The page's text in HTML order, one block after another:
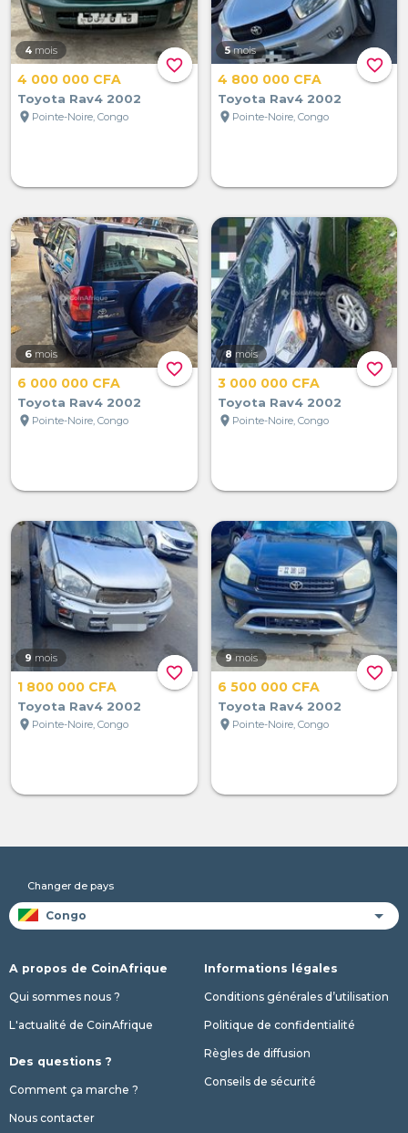
favorite_border
4 mois
4 000 000 CFA
Toyota Rav4 2002
location_on Pointe-Noire, Congo
favorite_border
5 mois
4 800 000 CFA
Toyota Rav4 2002
location_on Pointe-Noire, Congo
favorite_border
6 mois
6 000 000 CFA
Toyota Rav4 2002
location_on Pointe-Noire, Congo
favorite_border
8 mois
3 000 000 CFA
Toyota Rav4 2002
location_on Pointe-Noire, Congo
favorite_border
9 mois
1 800 000 CFA
Toyota Rav4 2002
location_on Pointe-Noire, Congo
favorite_border
9 mois
6 500 000 CFA
Toyota Rav4 2002
location_on Pointe-Noire, Congo
Changer de pays
A propos de CoinAfrique
Qui sommes nous ?
L'actualité de CoinAfrique
Des questions ?
Comment ça marche ?
Nous contacter
Informations légales
Conditions générales d’utilisation
Politique de confidentialité
Règles de diffusion
Conseils de sécurité